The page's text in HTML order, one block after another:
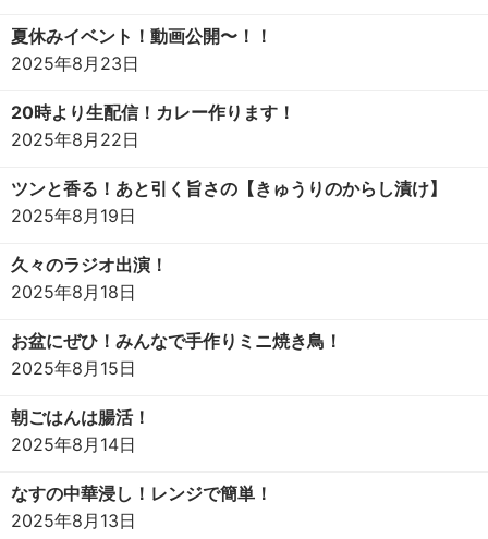
夏休みイベント！動画公開〜！！
2025年8月23日
20時より生配信！カレー作ります！
2025年8月22日
ツンと香る！あと引く旨さの【きゅうりのからし漬け】
2025年8月19日
久々のラジオ出演！
2025年8月18日
お盆にぜひ！みんなで手作りミニ焼き鳥！
2025年8月15日
朝ごはんは腸活！
2025年8月14日
なすの中華浸し！レンジで簡単！
2025年8月13日